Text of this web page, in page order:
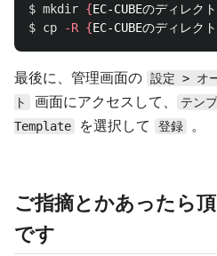
$ mkdir {EC-CUBEのディレク
$ cp -R {EC-CUBEのディレク
最後に、管理画面の 設定 > オ
ト
画面にアクセスして、 テン
Template
を選択して 登録 。
ご指摘とかあったら
です